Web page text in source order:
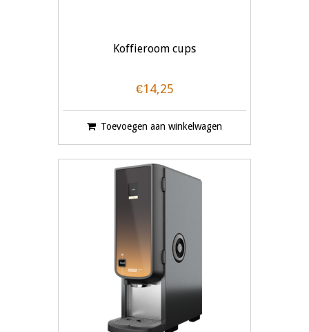
Koffieroom cups
€14,25
Toevoegen aan winkelwagen